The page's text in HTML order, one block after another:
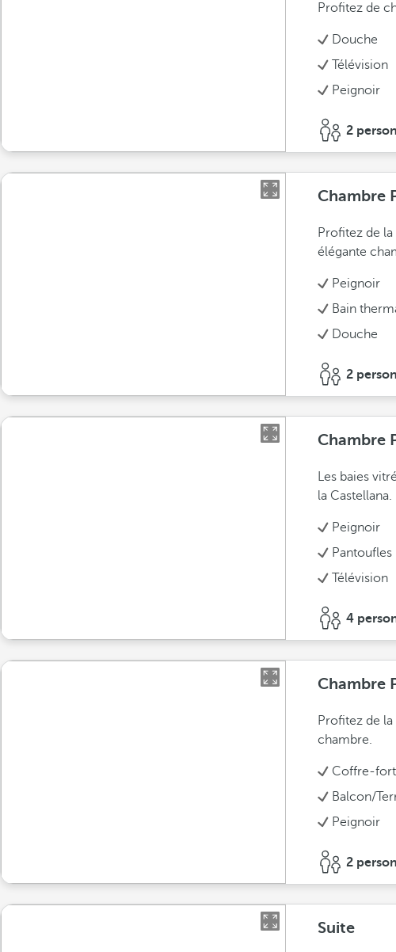
Profitez de
Douche
Télévision
Peignoir
2
Chambre
Profitez de
élégante
Peignoir
Bain
Douche
2
Chambre
Les baies
la Castellana.
Peignoir
Pantoufles
Télévision
4
Chambre
Profitez de
chambre.
Coffre-fort
Balcon/
Peignoir
2
Suite